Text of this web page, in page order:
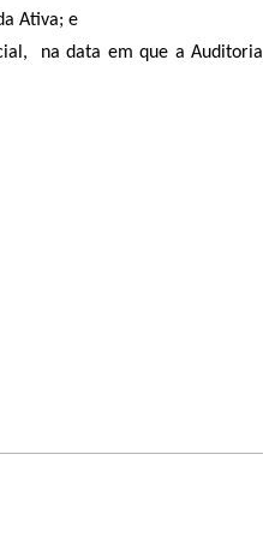
Ativa; e
na data em que a Auditoria